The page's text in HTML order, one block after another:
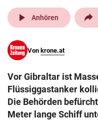
pin_drop
Wien
search
eingeben
play_arrow Anhören
Von krone.at
Vor Gibraltar ist
Flüssiggastanker
Die Behörden
Meter lange Schiff